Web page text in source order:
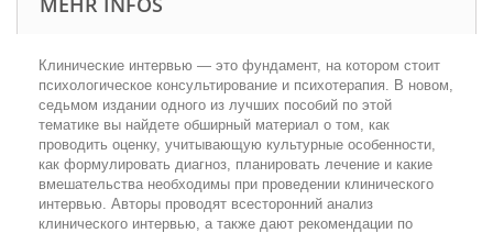
Клинические интервью — это фундамент, на котором стоит
психологическое консультирование и психотерапия. В новом,
седьмом издании одного из лучших пособий по этой
тематике вы найдете обширный материал о том, как
проводить оценку, учитывающую культурные особенности,
как формулировать диагноз, планировать лечение и какие
вмешательства необходимы при проведении клинического
интервью. Авторы проводят всесторонний анализ
клинического интервью, а также дают рекомендации по